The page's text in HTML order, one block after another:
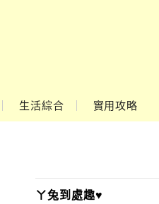
生活綜合 實用攻略
ㄚ兔到處趣♥